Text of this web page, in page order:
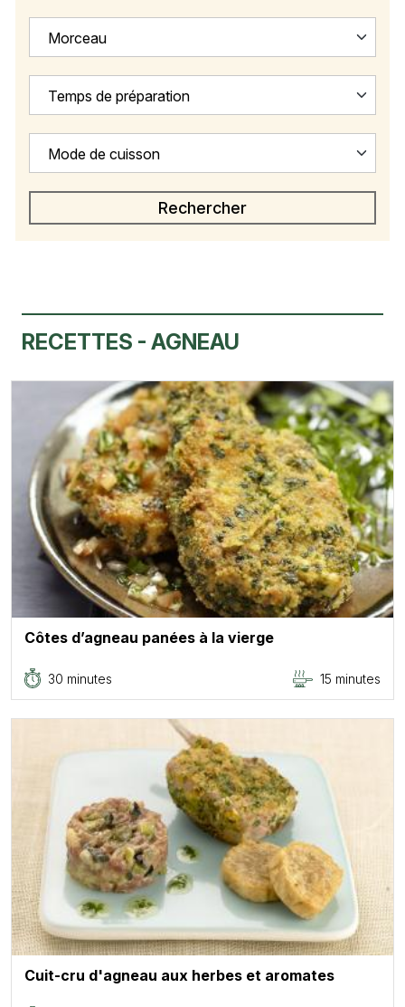
Morceau
Temps de préparation
Mode de cuisson
RECETTES - AGNEAU
Côtes d’agneau panées à la vierge
30 minutes 15 minutes
Cuit-cru d'agneau aux herbes et aromates